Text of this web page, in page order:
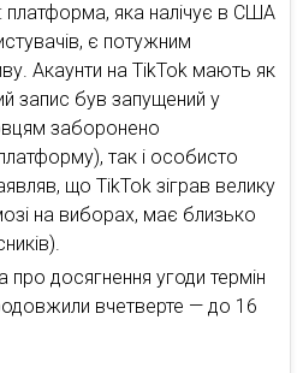
платформа, яка налічує в США
є потужним
Акаунти на TikTok мають як
запис був запущений у
заборонено
так і особисто
що TikTok зіграв велику
на виборах, має близько
про досягнення угоди термін
вчетверте — до 16